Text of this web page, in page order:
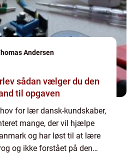
Andersen
du den
til opgaven
for lær dansk-kundskaber,
mange, der vil hjælpe
og har løst til at lære
og ikke forstået på den